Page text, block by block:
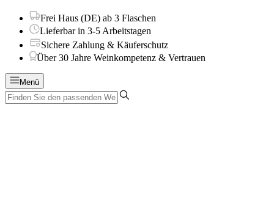
Frei Haus (DE) ab 3 Flaschen
Lieferbar in 3-5 Arbeitstagen
Sichere Zahlung & Käuferschutz
Über 30 Jahre Weinkompetenz & Vertrauen
Menü